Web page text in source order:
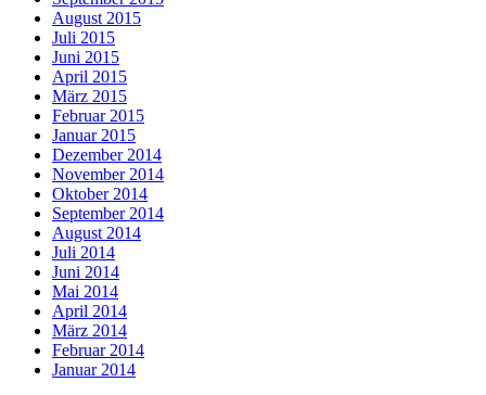
August 2015
Juli 2015
Juni 2015
April 2015
März 2015
Februar 2015
Januar 2015
Dezember 2014
November 2014
Oktober 2014
September 2014
August 2014
Juli 2014
Juni 2014
Mai 2014
April 2014
März 2014
Februar 2014
Januar 2014